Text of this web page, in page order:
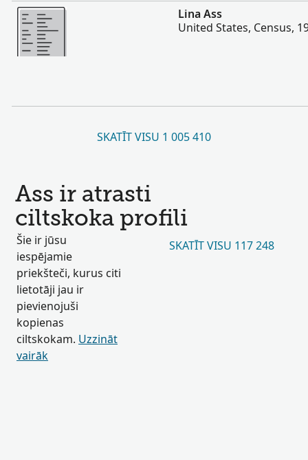
Vairāk
Lina Ass
United States, Census,
SKATĪT VISU 1 005 410
Ass ir atrasti
ciltskoka profili
Šie ir jūsu
iespējamie
priekšteči, kurus citi
lietotāji jau ir
pievienojuši
kopienas
ciltskokam. Uzzināt
vairāk
SKATĪT VISU 117 248